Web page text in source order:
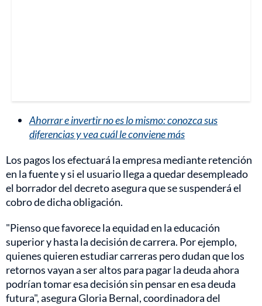
Ahorrar e invertir no es lo mismo: conozca sus
diferencias y vea cuál le conviene más
Los pagos los efectuará la empresa mediante retención
en la fuente y si el usuario llega a quedar desempleado
el borrador del decreto asegura que se suspenderá el
cobro de dicha obligación.
"Pienso que favorece la equidad en la educación
superior y hasta la decisión de carrera. Por ejemplo,
quienes quieren estudiar carreras pero dudan que los
retornos vayan a ser altos para pagar la deuda ahora
podrían tomar esa decisión sin pensar en esa deuda
futura", asegura Gloria Bernal, coordinadora del